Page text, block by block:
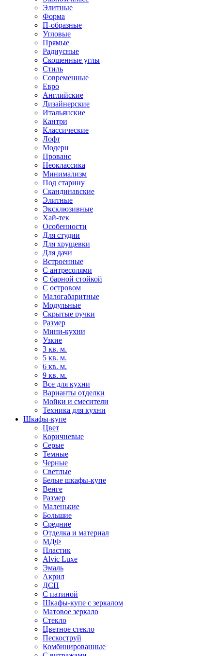
Элитные
Форма
П-образные
Угловые
Прямые
Радиусные
Скошенные углы
Стиль
Современные
Евро
Английские
Дизайнерские
Итальянские
Кантри
Классические
Лофт
Модерн
Прованс
Неоклассика
Минимализм
Под старину
Скандинавские
Элитные
Эксклюзивные
Хай-тек
Особенности
Для студии
Для хрущевки
Для дачи
Встроенные
С антресолями
С барной стойкой
С островом
Малогабаритные
Модульные
Скрытые ручки
Размер
Мини-кухни
Узкие
3 кв. м.
5 кв. м.
6 кв. м.
9 кв. м.
Все для кухни
Варианты отделки
Мойки и смесители
Техника для кухни
Шкафы-купе
Цвет
Коричневые
Серые
Темные
Черные
Светлые
Белые шкафы-купе
Венге
Размер
Маленькие
Большие
Средние
Отделка и материал
МДФ
Пластик
Alvic Luxe
Эмаль
Акрил
ДСП
С патиной
Шкафы-купе с зеркалом
Матовое зеркало
Стекло
Цветное стекло
Пескоструй
Комбинированные